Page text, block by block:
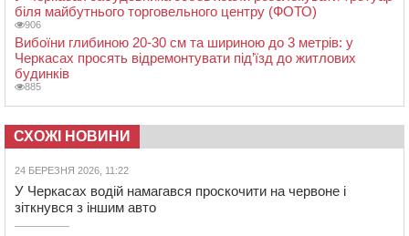
біля майбутнього торговельного центру (ФОТО)
906
Вибоїни глибиною 20-30 см та шириною до 3 метрів: у
Черкасах просять відремонтувати під’їзд до житлових
будинків
885
СХОЖІ НОВИНИ
24 БЕРЕЗНЯ 2026, 11:22
У Черкасах водій намагався проскочити на червоне і
зіткнувся з іншим авто